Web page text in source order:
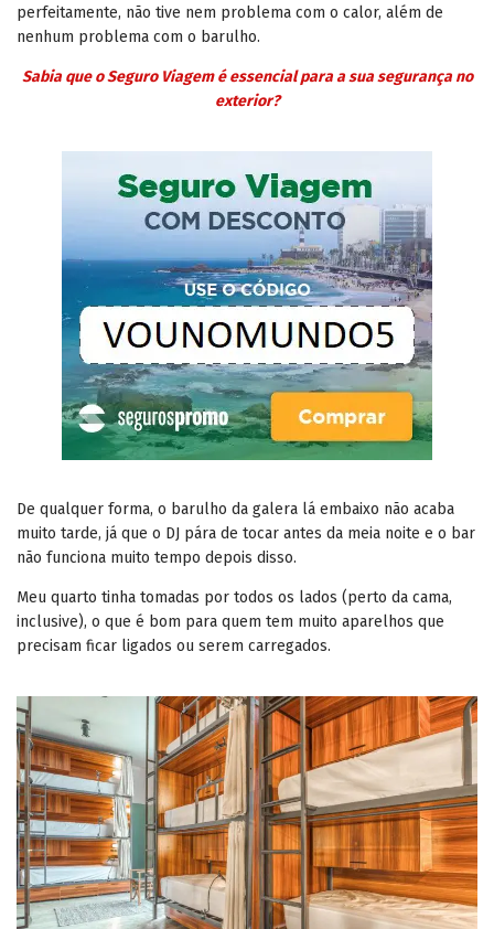
perfeitamente, não tive nem problema com o calor, além de
nenhum problema com o barulho.
Sabia que o Seguro Viagem é essencial para a sua segurança no
exterior?
De qualquer forma, o barulho da galera lá embaixo não acaba
muito tarde, já que o DJ pára de tocar antes da meia noite e o bar
não funciona muito tempo depois disso.
Meu quarto tinha tomadas por todos os lados (perto da cama,
inclusive), o que é bom para quem tem muito aparelhos que
precisam ficar ligados ou serem carregados.